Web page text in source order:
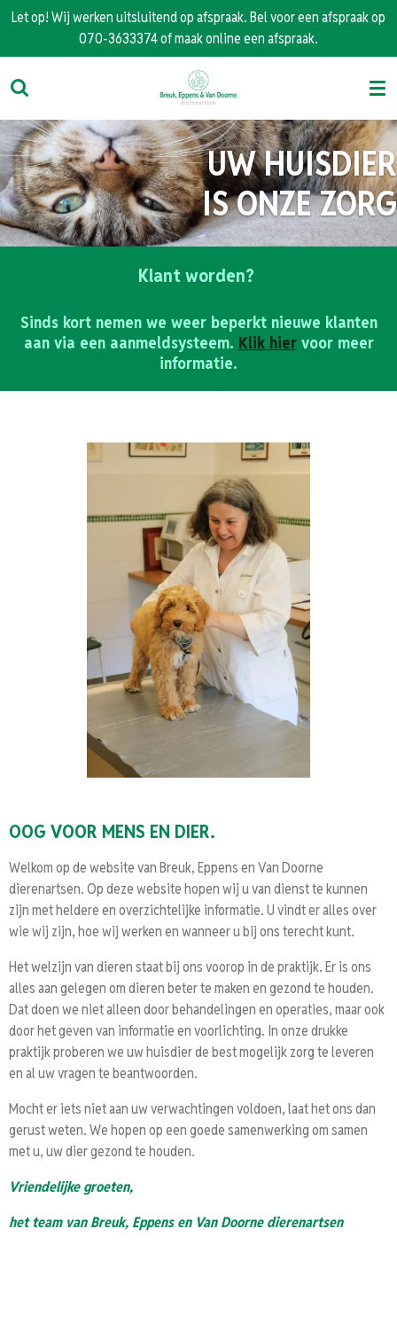
Ga
naar
de
Let op! Wij werken uitsluitend op afspraak. Bel voor een afspraak op
070-3633374 of maak online een afspraak.
UW HUISDIER
IS ONZE ZORG
Klant worden?
Sinds kort nemen we weer beperkt nieuwe klanten
aan via een aanmeldsysteem. Klik hiervoor meer
informatie.
OOG VOOR MENS EN DIER.
Welkom op de website van Breuk, Eppens en Van Doorne
dierenartsen. Op deze website hopen wij u van dienst te kunnen
zijn met heldere en overzichtelijke informatie. U vindt er alles over
wie wij zijn, hoe wij werken en wanneer u bij ons terecht kunt.
Het welzijn van dieren staat bij ons voorop in de praktijk. Er is ons
alles aan gelegen om dieren beter te maken en gezond te houden.
Dat doen we niet alleen door behandelingen en operaties, maar ook
door het geven van informatie en voorlichting. In onze drukke
praktijk proberen we uw huisdier de best mogelijk zorg te leveren
en al uw vragen te beantwoorden.
Mocht er iets niet aan uw verwachtingen voldoen, laat het ons dan
gerust weten. We hopen op een goede samenwerking om samen
met u, uw dier gezond te houden.
Vriendelijke groeten,
het team van Breuk, Eppens en Van Doorne dierenartsen